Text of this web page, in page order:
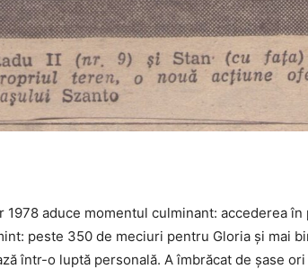
aduce momentul culminant: accederea
peste 350 de meciuri pentru Gloria și mai
într-o luptă personală. A îmbrăcat de șase